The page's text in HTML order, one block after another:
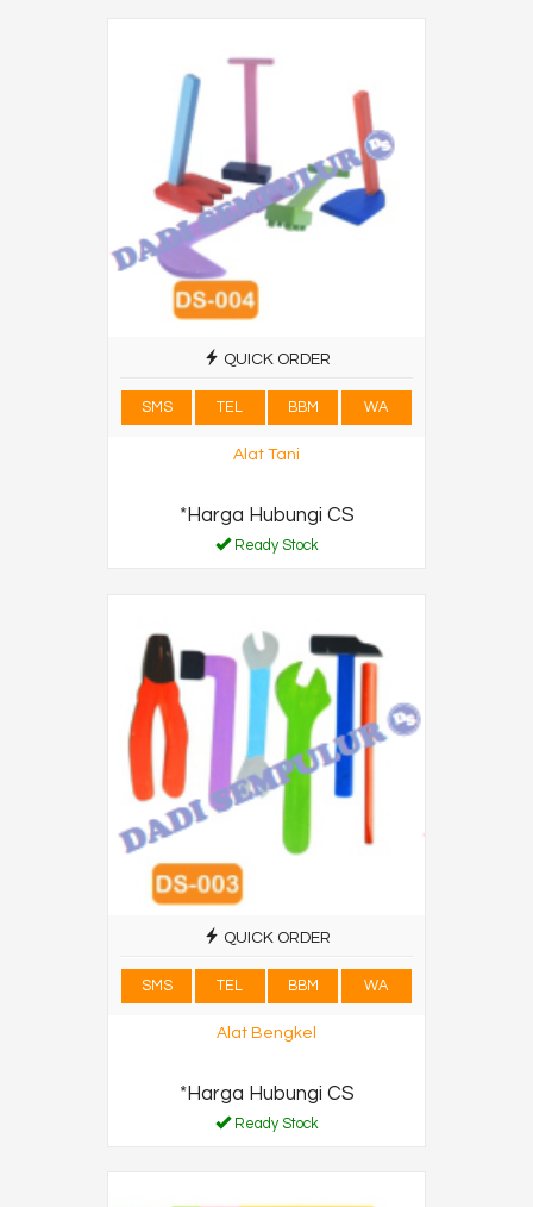
QUICK ORDER
SMS TEL BBM WA
Alat Tani
*Harga Hubungi CS
Ready Stock
QUICK ORDER
SMS TEL BBM WA
Alat Bengkel
*Harga Hubungi CS
Ready Stock